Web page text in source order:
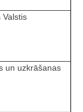
Valstis
un uzkrāšanas